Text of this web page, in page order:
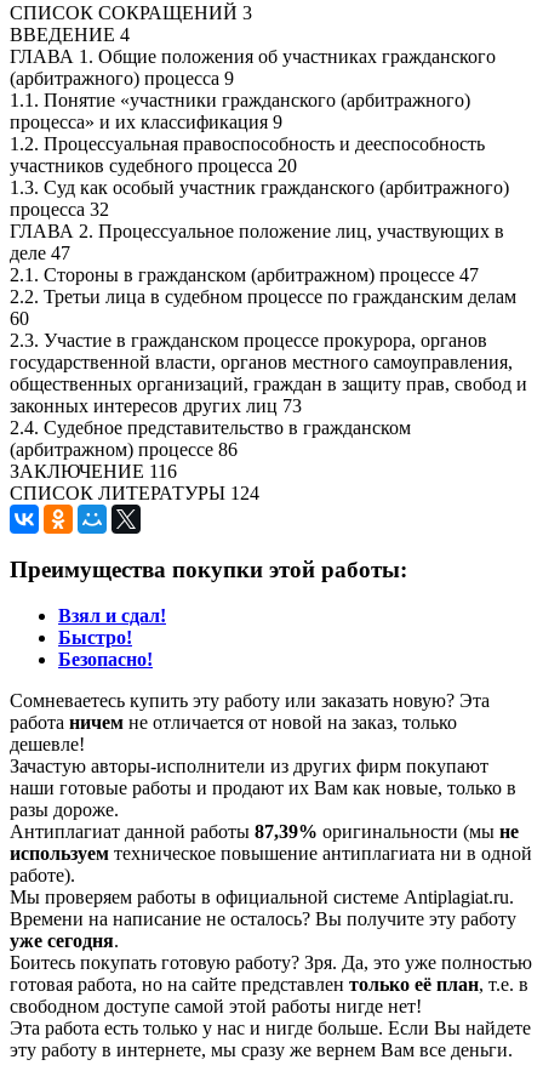
СПИСОК СОКРАЩЕНИЙ 3
ВВЕДЕНИЕ 4
ГЛАВА 1. Общие положения об участниках гражданского
(арбитражного) процесса 9
1.1. Понятие «участники гражданского (арбитражного)
процесса» и их классификация 9
1.2. Процессуальная правоспособность и дееспособность
участников судебного процесса 20
1.3. Суд как особый участник гражданского (арбитражного)
процесса 32
ГЛАВА 2. Процессуальное положение лиц, участвующих в
деле 47
2.1. Стороны в гражданском (арбитражном) процессе 47
2.2. Третьи лица в судебном процессе по гражданским делам
60
2.3. Участие в гражданском процессе прокурора, органов
государственной власти, органов местного самоуправления,
общественных организаций, граждан в защиту прав, свобод и
законных интересов других лиц 73
2.4. Судебное представительство в гражданском
(арбитражном) процессе 86
ЗАКЛЮЧЕНИЕ 116
СПИСОК ЛИТЕРАТУРЫ 124
Преимущества покупки этой работы:
Взял и сдал!
Быстро!
Безопасно!
Сомневаетесь купить эту работу или заказать новую? Эта
работа ничем не отличается от новой на заказ, только
дешевле!
Зачастую авторы-исполнители из других фирм покупают
наши готовые работы и продают их Вам как новые, только в
разы дороже.
Антиплагиат данной работы 87,39% оригинальности (мы не
используем техническое повышение антиплагиата ни в одной
работе).
Мы проверяем работы в официальной системе Аntiplagiat.ru.
Времени на написание не осталось? Вы получите эту работу
уже сегодня.
Боитесь покупать готовую работу? Зря. Да, это уже полностью
готовая работа, но на сайте представлен только её план, т.е. в
свободном доступе самой этой работы нигде нет!
Эта работа есть только у нас и нигде больше. Если Вы найдете
эту работу в интернете, мы сразу же вернем Вам все деньги.